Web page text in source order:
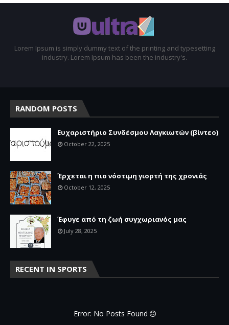
Lorem Ipsum is simply dummy text of the printing and typesetting
industry. Lorem Ipsum has been the industry's.
RANDOM POSTS
Ευχαριστήριο Συνδέσμου Λαγκιωτών (βίντεο)
October 22, 2025
Έρχεται η πιο νόστιμη γιορτή της χρονιάς
October 12, 2025
Έφυγε από τη ζωή συγχωριανός μας
July 28, 2025
RECENT IN SPORTS
Error: No Posts Found